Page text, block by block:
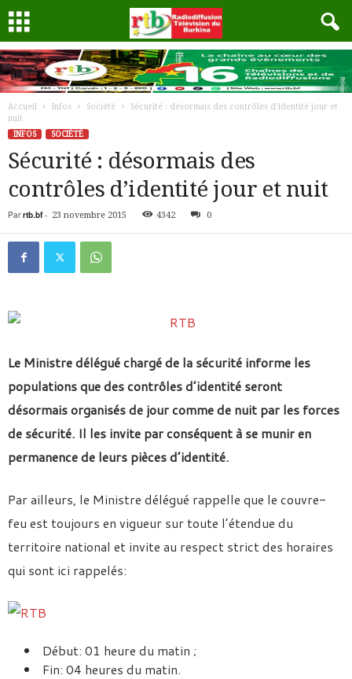
Accueil Infos Société
Sécurité : désormais des contrôles d’identité jour et
nuit
INFOS
SOCIÉTÉ
Sécurité : désormais des
contrôles d’identité jour et nuit
Par rtb.bf- 23 novembre 2015 4342 0
Le Ministre délégué chargé de la sécurité informe les
populations que des contrôles d’identité seront
désormais organisés de jour comme de nuit par les forces
de sécurité. Il les invite par conséquent à se munir en
permanence de leurs pièces d’identité.
Par ailleurs, le Ministre délégué rappelle que le couvre-
feu est toujours en vigueur sur toute l’étendue du
territoire national et invite au respect strict des horaires
qui sont ici rappelés:
Début: 01 heure du matin ;
Fin: 04 heures du matin.